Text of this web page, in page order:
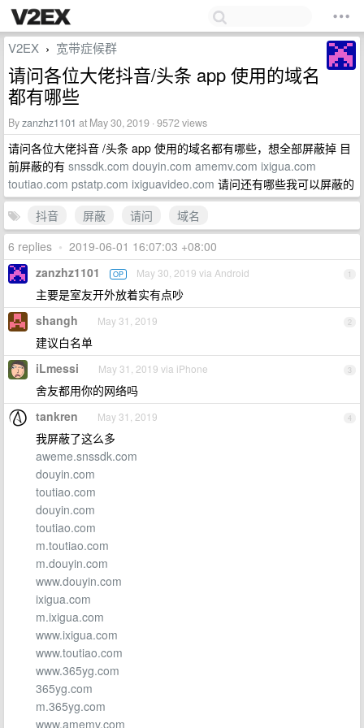
V2EX › 宽带症候群
请问各位大佬抖音/头条 app 使用的域名
都有哪些
Byzanzhz1101 at May 30, 2019 · 9572 views
请问各位大佬抖音 /头条 app 使用的域名都有哪些，想全部屏蔽掉 目
前屏蔽的有 snssdk.com douyin.com amemv.com ixigua.com
toutiao.com pstatp.com ixiguavideo.com 请问还有哪些我可以屏蔽的
抖音
屏蔽 请问
域名
6 replies • 2019-06-01 16:07:03 +08:00
1
zanzhz1101 OP May 30, 2019 via Android
主要是室友开外放着实有点吵
2
shangh May 31, 2019
建议白名单
3
iLmessi May 31, 2019 via iPhone
舍友都用你的网络吗
4
tankren May 31, 2019
我屏蔽了这么多
aweme.snssdk.com
douyin.com
toutiao.com
douyin.com
toutiao.com
m.toutiao.com
m.douyin.com
www.douyin.com
ixigua.com
m.ixigua.com
www.ixigua.com
www.toutiao.com
www.365yg.com
365yg.com
m.365yg.com
www.amemv.com